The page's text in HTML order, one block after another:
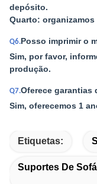
depósito.
Quarto: organizamos
Q6.Posso imprimir o
Sim, por favor,
produção.
Q7.Oferece garantias
Sim, oferecemos 1
Etiquetas:
Suportes De